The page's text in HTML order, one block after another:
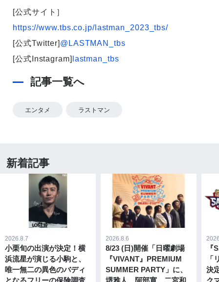
[公式サイト］
https://www.tbs.co.jp/lastman_2023_tbs/
[公式Twitter] @LASTMAN_tbs
[公式Instagram] lastman_tbs
記事一覧へ
エンタメ ラストマン
新着記事
小栗旬の出演が決定！横
浜流星が演じる小駒と、
唯一無二の異色のバディ
となるフリーの保険調査
2026.8.7
8/23 (日)開催「日曜劇場
『VIVANT』PREMIUM
SUMMER PARTY」に、
堺雅人、阿部寛、二宮和
2026.8.6
『
「
決
ク